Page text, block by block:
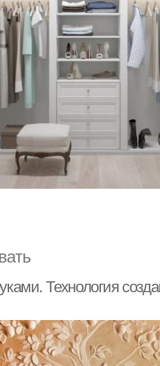
Технология